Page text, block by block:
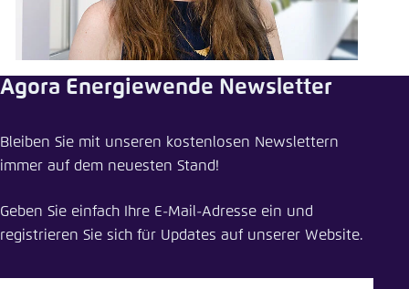
Agora Energiewende Newsletter
Bleiben Sie mit unseren kostenlosen Newslettern
immer auf dem neuesten Stand!
Geben Sie einfach Ihre E-Mail-Adresse ein und
registrieren Sie sich für Updates auf unserer Website.
Einstellung für diese Webseite im Browser
speichern
Übernehmen